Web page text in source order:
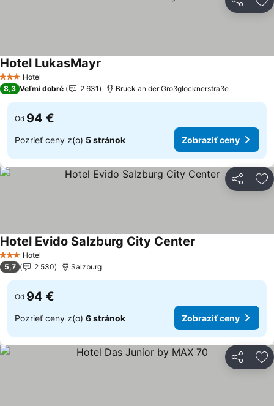
Zdieľať
3 Počet hviezdičiek
Hotel
Hotel LukasMayr
8,3 Veľmi dobré 2 631 Bruck an der Großglocknerstraße
Od 94 €
Pozrieť ceny z(o) 5 stránok Zobraziť ceny
Zdieľať
3 Počet hviezdičiek
Hotel
Hotel Evido Salzburg City Center
5,7 2 530 Salzburg
Od 94 €
Pozrieť ceny z(o) 6 stránok Zobraziť ceny
Zdieľať